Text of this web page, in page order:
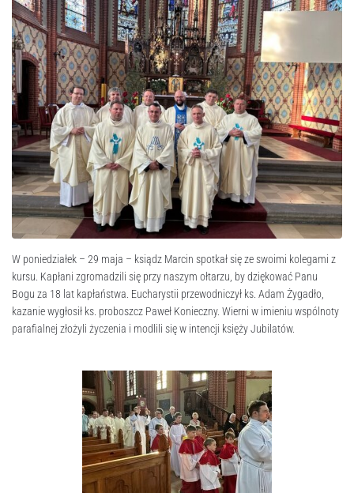
W poniedziałek – 29 maja – ksiądz Marcin spotkał się ze swoimi kolegami z
kursu. Kapłani zgromadzili się przy naszym ołtarzu, by dziękować Panu
Bogu za 18 lat kapłaństwa. Eucharystii przewodniczył ks. Adam Żygadło,
kazanie wygłosił ks. proboszcz Paweł Konieczny. Wierni w imieniu wspólnoty
parafialnej złożyli życzenia i modlili się w intencji księży Jubilatów.